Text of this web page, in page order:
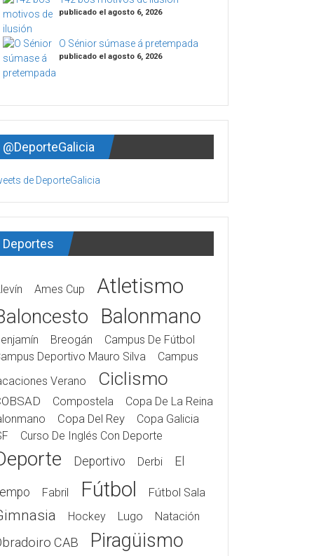
publicado el agosto 6, 2026
O Sénior súmase á pretempada
publicado el agosto 6, 2026
@DeporteGalicia
de DeporteGalicia
Deportes
Ames Cup Atletismo
Balonmano
Breogán
Campus De Fútbol
Deportivo Mauro Silva
Campus
Verano
Ciclismo
Compostela
Copa De La Reina
Copa Del Rey
Copa Galicia
Curso De Inglés Con Deporte
Deportivo Derbi El
Fabril Fútbol Fútbol Sala
Hockey Lugo Natación
CAB Piragüismo